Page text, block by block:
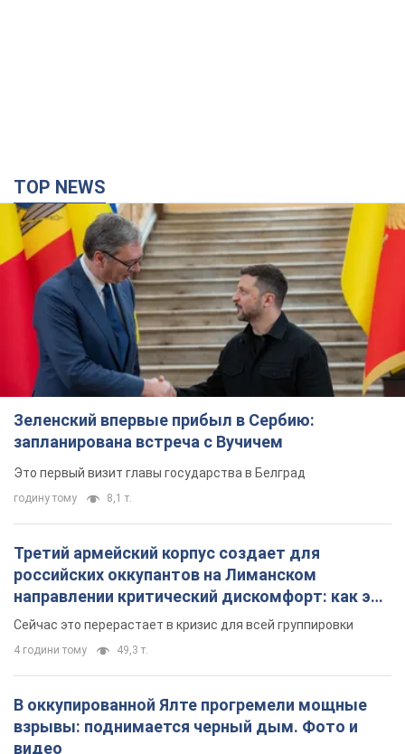
TOP NEWS
Зеленский впервые прибыл в Сербию:
запланирована встреча с Вучичем
Это первый визит главы государства в Белград
годину тому 8,1 т.
Третий армейский корпус создает для
российских оккупантов на Лиманском
направлении критический дискомфорт: как это
удалось
Сейчас это перерастает в кризис для всей группировки
4 години тому 49,3 т.
В оккупированной Ялте прогремели мощные
взрывы: поднимается черный дым. Фото и
видео